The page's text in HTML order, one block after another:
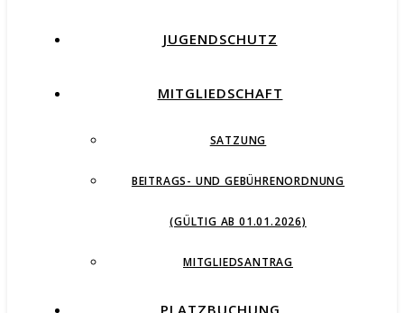
JUGENDSCHUTZ
MITGLIEDSCHAFT
SATZUNG
BEITRAGS- UND GEBÜHRENORDNUNG
(GÜLTIG AB 01.01.2026)
MITGLIEDSANTRAG
PLATZBUCHUNG